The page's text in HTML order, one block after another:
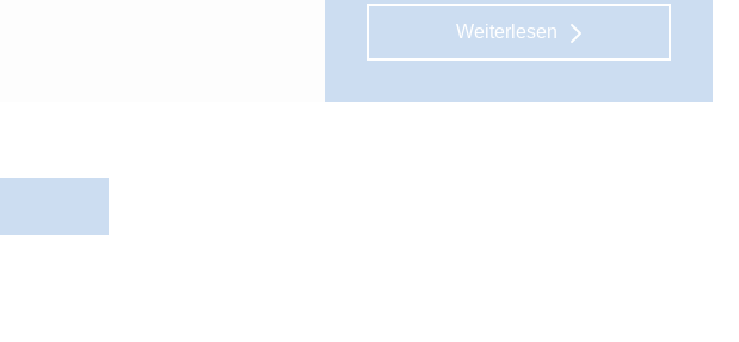
Weiterlesen